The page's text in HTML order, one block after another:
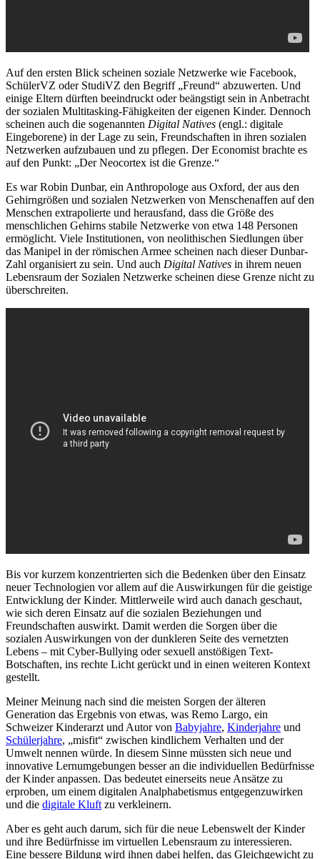
Auf den ersten Blick scheinen soziale Netzwerke wie Facebook,
SchülerVZ oder StudiVZ den Begriff „Freund“ abzuwerten. Und
einige Eltern dürften beeindruckt oder beängstigt sein in Anbetracht
der sozialen Multitasking-Fähigkeiten der eigenen Kinder. Dennoch
scheinen auch die sogenannten Digital Natives (engl.: digitale
Eingeborene) in der Lage zu sein, Freundschaften in ihren sozialen
Netzwerken aufzubauen und zu pflegen. Der Economist brachte es
auf den Punkt: „Der Neocortex ist die Grenze.“
Es war Robin Dunbar, ein Anthropologe aus Oxford, der aus den
Gehirngrößen und sozialen Netzwerken von Menschenaffen auf den
Menschen extrapolierte und herausfand, dass die Größe des
menschlichen Gehirns stabile Netzwerke von etwa 148 Personen
ermöglicht. Viele Institutionen, von neolithischen Siedlungen über
das Manipel in der römischen Armee scheinen nach dieser Dunbar-
Zahl organisiert zu sein. Und auch Digital Natives in ihrem neuen
Lebensraum der Sozialen Netzwerke scheinen diese Grenze nicht zu
überschreiten.
Bis vor kurzem konzentrierten sich die Bedenken über den Einsatz
neuer Technologien vor allem auf die Auswirkungen für die geistige
Entwicklung der Kinder. Mittlerweile wird auch danach geschaut,
wie sich deren Einsatz auf die sozialen Beziehungen und
Freundschaften auswirkt. Damit werden die Sorgen über die
sozialen Auswirkungen von der dunkleren Seite des vernetzten
Lebens – mit Cyber-Bullying oder sexuell anstößigen Text-
Botschaften, ins rechte Licht gerückt und in einen weiteren Kontext
gestellt.
Meiner Meinung nach sind die meisten Sorgen der älteren
Generation das Ergebnis von etwas, was Remo Largo, ein
Schweizer Kinderarzt und Autor von Babyjahre, Kinderjahre und
Schülerjahre, „misfit“ zwischen kindlichem Verhalten und der
Umwelt nennen würde. In diesem Sinne müssten sich neue und
innovative Lernumgebungen besser an die individuellen Bedürfnisse
der Kinder anpassen. Das bedeutet einerseits neue Ansätze zu
erproben, um einem digitalen Analphabetismus entgegenzuwirken
und die digitale Kluft zu verkleinern.
Aber es geht auch darum, sich für die neue Lebenswelt der Kinder
und ihre Bedürfnisse im virtuellen Lebensraum zu interessieren.
Eine bessere Bildung wird ihnen dabei helfen, das Gleichgewicht zu